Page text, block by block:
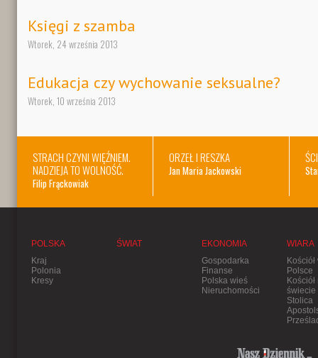
Księgi z szamba
Wtorek, 24 września 2013
Edukacja czy wychowanie seksualne?
Wtorek, 10 września 2013
STRACH CZYNI WIĘŹNIEM.
NADZIEJA TO WOLNOŚĆ.
Filip Frąckowiak
ORZEŁ I RESZKA
Jan Maria Jackowski
POLSKA
Kraj
Polonia
Kresy
ŚWIAT
EKONOMIA
Gospodarka
Finanse
Polska wieś
Nieruchomości
WIARA
Kościół
Polsce
Kościół
świecie
Stolica